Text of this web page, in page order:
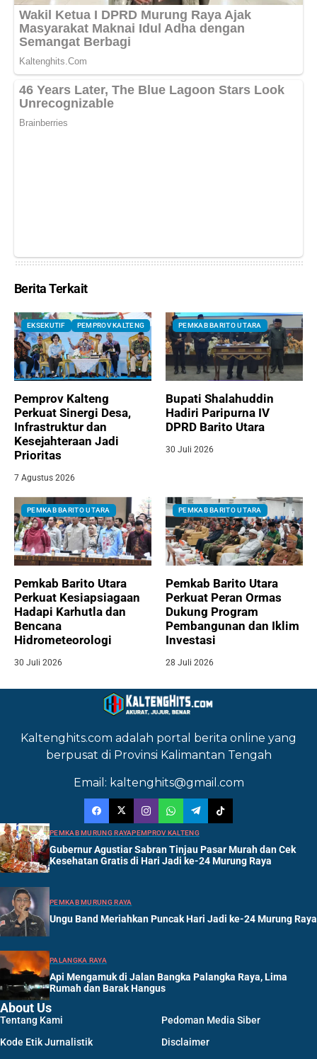
Berita Terkait
EKSEKUTIF PEMPROV KALTENG
Pemprov Kalteng
Perkuat Sinergi Desa,
Infrastruktur dan
Kesejahteraan Jadi
Prioritas
7 Agustus 2026
PEMKAB BARITO UTARA
Bupati Shalahuddin
Hadiri Paripurna IV
DPRD Barito Utara
30 Juli 2026
PEMKAB BARITO UTARA
Pemkab Barito Utara
Perkuat Kesiapsiagaan
Hadapi Karhutla dan
Bencana
Hidrometeorologi
30 Juli 2026
PEMKAB BARITO UTARA
Pemkab Barito Utara
Perkuat Peran Ormas
Dukung Program
Pembangunan dan Iklim
Investasi
28 Juli 2026
Kaltenghits.com adalah portal berita online yang
berpusat di Provinsi Kalimantan Tengah
Email: kaltenghits@gmail.com
PEMKAB MURUNG RAYAPEMPROV KALTENG
Gubernur Agustiar Sabran Tinjau Pasar Murah dan Cek
Kesehatan Gratis di Hari Jadi ke-24 Murung Raya
PEMKAB MURUNG RAYA
Ungu Band Meriahkan Puncak Hari Jadi ke-24 Murung Raya
PALANGKA RAYA
Api Mengamuk di Jalan Bangka Palangka Raya, Lima
Rumah dan Barak Hangus
About Us
Tentang Kami
Pedoman Media Siber
Kode Etik Jurnalistik
Disclaimer